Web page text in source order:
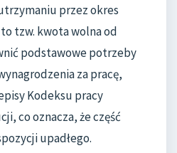
przez okres
tzw. kwota wolna od
podstawowe potrzeby
za pracę,
Kodeksu pracy
co oznacza, że część
upadłego.